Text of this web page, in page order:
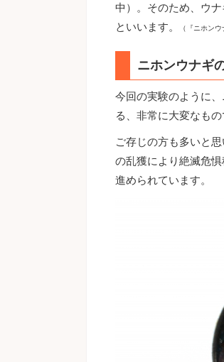
中）。そのため、ウ
といいます。
（『ニホン
ニホンウナギ
今回の実験のように
る、非常に大変なも
ご存じの方も多いと
の乱獲により絶滅危
進められています。